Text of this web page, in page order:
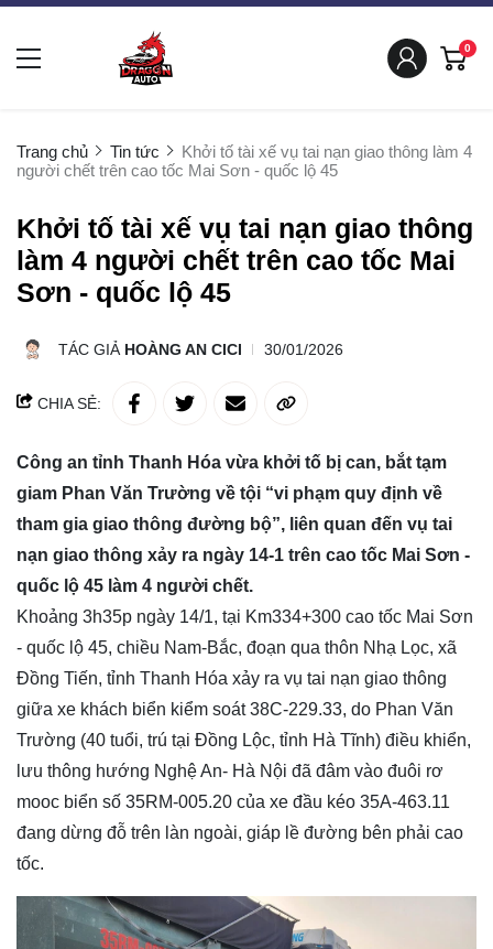
0
Trang chủ Tin tức
Khởi tố tài xế vụ tai nạn giao thông làm 4
người chết trên cao tốc Mai Sơn - quốc lộ 45
Khởi tố tài xế vụ tai nạn giao thông
làm 4 người chết trên cao tốc Mai
Sơn - quốc lộ 45
TÁC GIẢ HOÀNG AN CICI 30/01/2026
CHIA SẺ:
Công an tỉnh Thanh Hóa vừa khởi tố bị can, bắt tạm
giam Phan Văn Trường về tội “vi phạm quy định về
tham gia giao thông đường bộ”, liên quan đến vụ tai
nạn giao thông xảy ra ngày 14-1 trên cao tốc Mai Sơn -
quốc lộ 45 làm 4 người chết.
Khoảng 3h35p ngày 14/1, tại Km334+300 cao tốc Mai Sơn
- quốc lộ 45, chiều Nam-Bắc, đoạn qua thôn Nhạ Lọc, xã
Đồng Tiến, tỉnh Thanh Hóa xảy ra vụ tai nạn giao thông
giữa xe khách biển kiểm soát 38C-229.33, do Phan Văn
Trường (40 tuổi, trú tại Đồng Lộc, tỉnh Hà Tĩnh) điều khiển,
lưu thông hướng Nghệ An- Hà Nội đã đâm vào đuôi rơ
mooc biển số 35RM-005.20 của xe đầu kéo 35A-463.11
đang dừng đỗ trên làn ngoài, giáp lề đường bên phải cao
tốc.